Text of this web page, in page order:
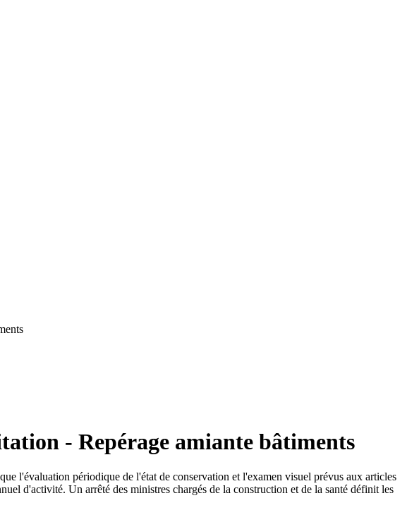
- Repérage amiante bâtiments
l'évaluation périodique de l'état de conservation et l'examen visuel prévus aux articles
d'activité. Un arrêté des ministres chargés de la construction et de la santé définit les